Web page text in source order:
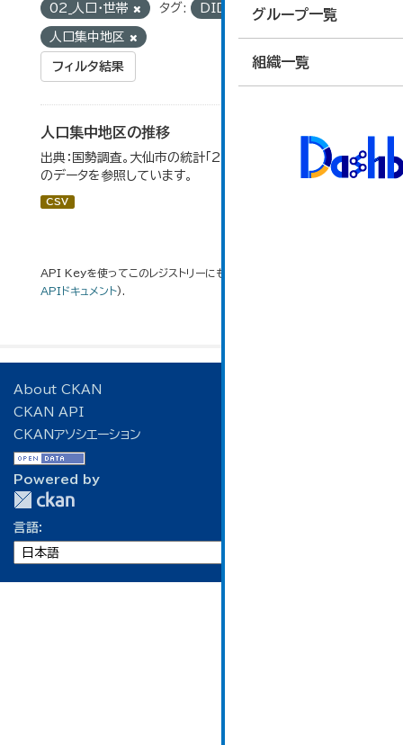
グループ一覧
組織一覧
02_人口・世帯 タグ: DID地区
人口集中地区
フィルタ結果
人口集中地区の推移
出典：国勢調査。大仙市の統計「2-3 人口集中地区の推移」
のデータを参照しています。
CSV
API Keyを使ってこのレジストリーにもアクセス可能です
APIドキュメント).
About CKAN
CKAN API
CKANアソシエーション
Powered by
言語